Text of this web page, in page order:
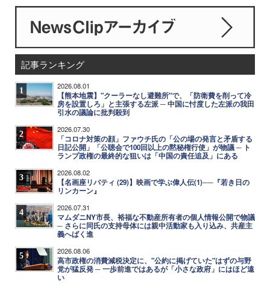
記事ランキング
1 2026.08.01
【熊本地震】"クーラーなし避難所"で、「防衛費を削って冷
房を設置しろ」と主張する左派 ─ 中国に忖度した左派の我田
引水の議論に批判殺到
2 2026.07.30
「コロナ対策の顔」ファウチ氏の「公の場の発言と矛盾する
日記公開」「公聴会で100回以上の黙秘権行使」が物議 ─ ト
ランプ政権の最終的な狙いは「中国の責任追及」にある
3 2026.08.02
【名画座リバティ (29)】映画で学ぶ偉人伝(1)──『若き日の
リンカーン』
4 2026.07.31
マムダニNY市長、裕福な不動産所有者の個人情報公開で物議
─ さらに同氏の支持母体には親中活動家も入り込み、共産主
義へばく進
5 2026.08.06
高市政権の消費減税決定に、"公約に掲げていた"はずの与野
党が猛反発 ─ 一歩前進ではあるが「小さな政府」にはほど遠
い